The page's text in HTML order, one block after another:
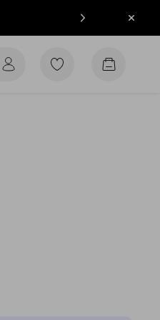
Sulje
Siirry
Siirry